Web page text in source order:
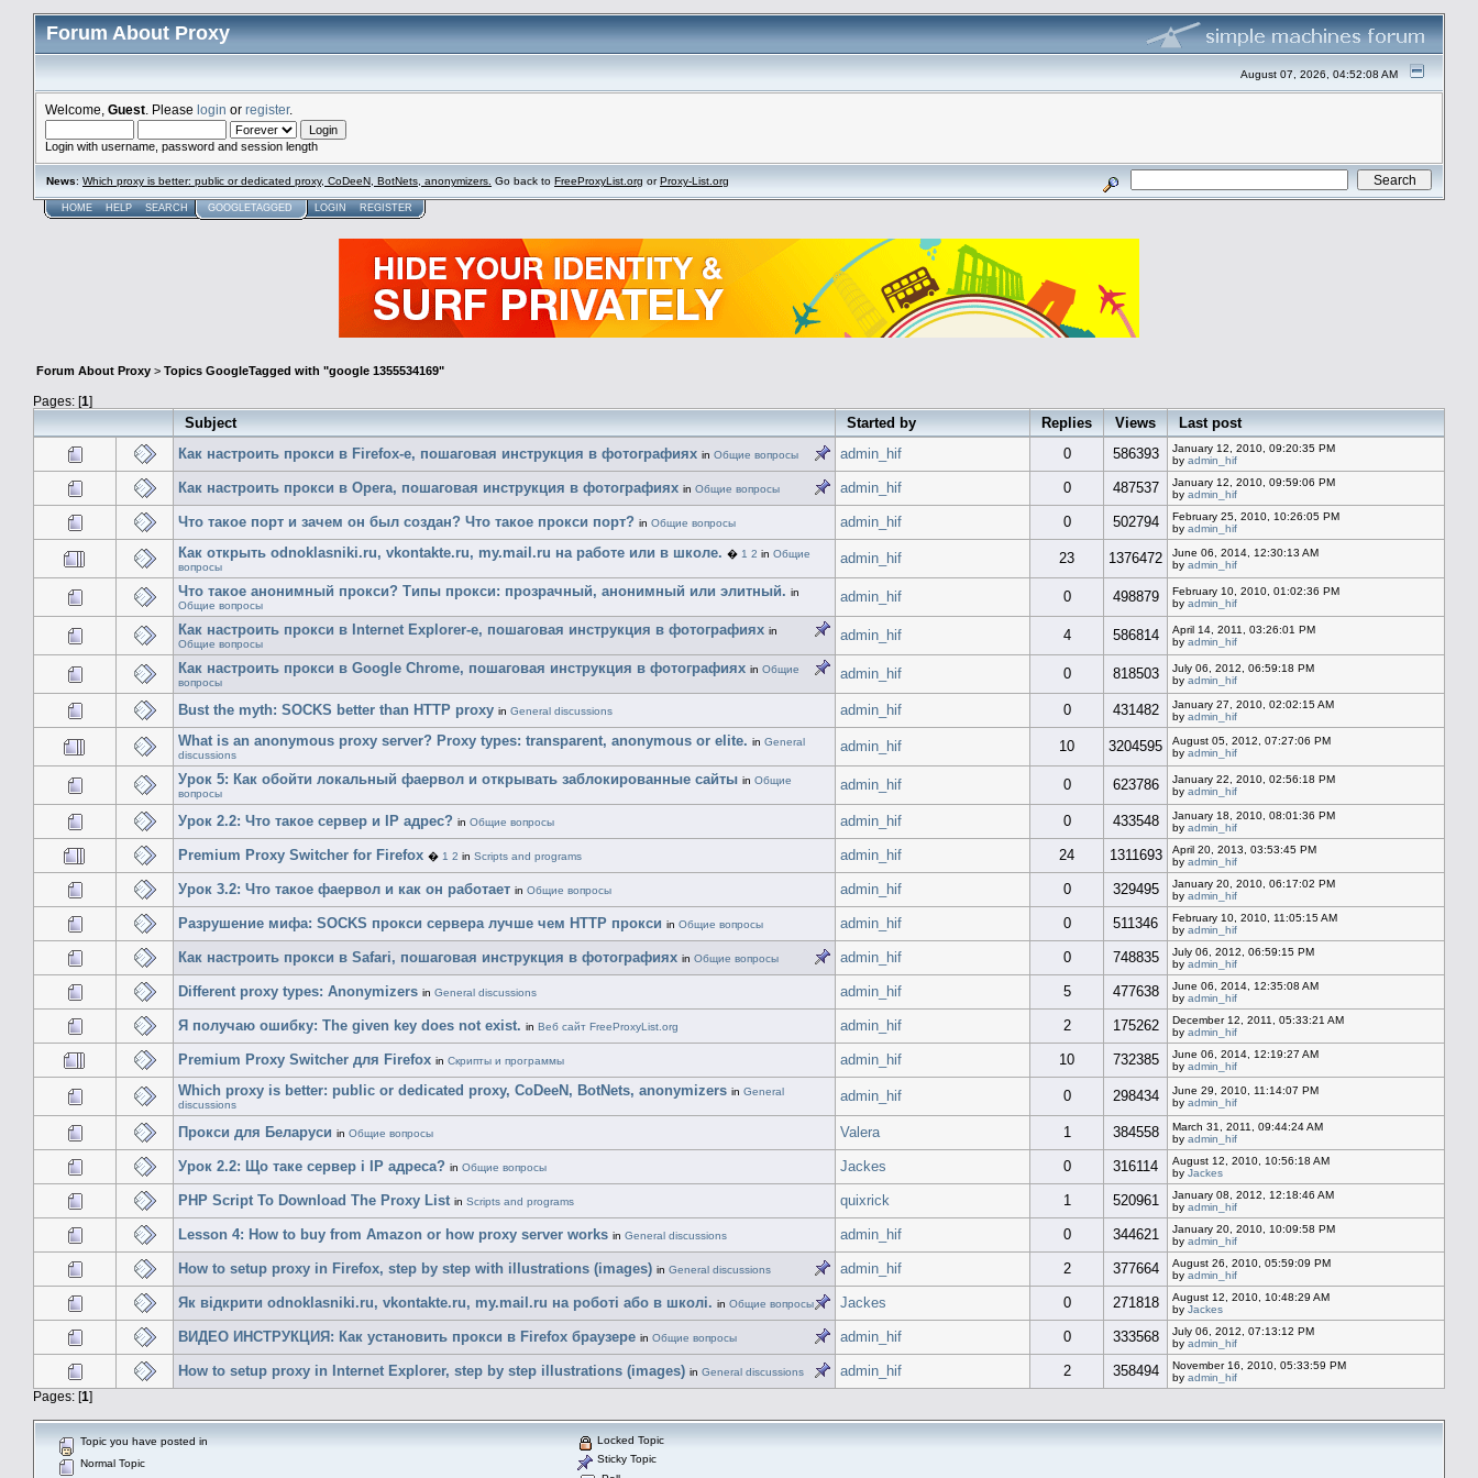
Forum About Proxy
August 07, 2026, 04:52:08 AM
Welcome, Guest . Please login or register.
Login with username, password and session length
News: Which proxy is better: public or dedicated proxy, CoDeeN, BotNets, anonymizers. Go back to FreeProxyList.org orProxy-List.org
HOME HELP SEARCH GOOGLETAGGED LOGIN REGISTER
Forum About Proxy > Topics GoogleTagged with "google 1355534169"
Pages: [1]
Subject Started by Replies Views
Last post
Как настроить прокси в Firefox-е, пошаговая инструкция в фотографиях in Общие вопросы admin_hif 0 586393
January 12, 2010, 09:20:35 PM
by admin_hif
Как настроить прокси в Opera, пошаговая инструкция в фотографиях in Общие вопросы admin_hif 0 487537
January 12, 2010, 09:59:06 PM
by admin_hif
Что такое порт и зачем он был создан? Что такое прокси порт? in Общие вопросы admin_hif 0 502794
February 25, 2010, 10:26:05 PM
by admin_hif
Как открыть odnoklasniki.ru, vkontakte.ru, my.mail.ru на работе или в школе. � 1 2 in Общие
вопросы
admin_hif 23 1376472
June 06, 2014, 12:30:13 AM
by admin_hif
Что такое анонимный прокси? Типы прокси: прозрачный, анонимный или элитный. in
Общие вопросы
admin_hif 0 498879
February 10, 2010, 01:02:36 PM
by admin_hif
Как настроить прокси в Internet Explorer-е, пошаговая инструкция в фотографиях in
Общие вопросы
admin_hif 4 586814
April 14, 2011, 03:26:01 PM
by admin_hif
Как настроить прокси в Google Chrome, пошаговая инструкция в фотографиях in Общие
вопросы
admin_hif 0 818503
July 06, 2012, 06:59:18 PM
by admin_hif
Bust the myth: SOCKS better than HTTP proxy in General discussions admin_hif 0 431482
January 27, 2010, 02:02:15 AM
by admin_hif
What is an anonymous proxy server? Proxy types: transparent, anonymous or elite. in General
discussions
admin_hif 10 3204595
August 05, 2012, 07:27:06 PM
by admin_hif
Урок 5: Как обойти локальный фаервол и открывать заблокированные сайты in Общие
вопросы
admin_hif 0 623786
January 22, 2010, 02:56:18 PM
by admin_hif
Урок 2.2: Что такое сервер и IP адрес? in Общие вопросы admin_hif 0 433548
January 18, 2010, 08:01:36 PM
by admin_hif
Premium Proxy Switcher for Firefox � 1 2 in Scripts and programs admin_hif 24 1311693
April 20, 2013, 03:53:45 PM
by admin_hif
Урок 3.2: Что такое фаервол и как он работает in Общие вопросы admin_hif 0 329495
January 20, 2010, 06:17:02 PM
by admin_hif
Разрушение мифа: SOCKS прокси сервера лучше чем HTTP прокси in Общие вопросы admin_hif 0 511346
February 10, 2010, 11:05:15 AM
by admin_hif
Как настроить прокси в Safari, пошаговая инструкция в фотографиях in Общие вопросы admin_hif 0 748835
July 06, 2012, 06:59:15 PM
by admin_hif
Different proxy types: Anonymizers in General discussions admin_hif 5 477638
June 06, 2014, 12:35:08 AM
by admin_hif
Я получаю ошибку: The given key does not exist. in Веб сайт FreeProxyList.org admin_hif 2 175262
December 12, 2011, 05:33:21 AM
by admin_hif
Premium Proxy Switcher для Firefox in Скрипты и программы admin_hif 10 732385
June 06, 2014, 12:19:27 AM
by admin_hif
Which proxy is better: public or dedicated proxy, CoDeeN, BotNets, anonymizers in General
discussions
admin_hif 0 298434
June 29, 2010, 11:14:07 PM
by admin_hif
Прокси для Беларуси in Общие вопросы Valera 1 384558
March 31, 2011, 09:44:24 AM
by admin_hif
Урок 2.2: Що таке сервер і IP адреса? in Общие вопросы Jackes 0 316114
August 12, 2010, 10:56:18 AM
by Jackes
PHP Script To Download The Proxy List in Scripts and programs quixrick 1 520961
January 08, 2012, 12:18:46 AM
by admin_hif
Lesson 4: How to buy from Amazon or how proxy server works in General discussions admin_hif 0 344621
January 20, 2010, 10:09:58 PM
by admin_hif
How to setup proxy in Firefox, step by step with illustrations (images) in General discussions admin_hif 2 377664
August 26, 2010, 05:59:09 PM
by admin_hif
Як відкрити odnoklasniki.ru, vkontakte.ru, my.mail.ru на роботі або в школі. in Общие вопросы Jackes 0 271818
August 12, 2010, 10:48:29 AM
by Jackes
ВИДЕО ИНСТРУКЦИЯ: Как установить прокси в Firefox браузере in Общие вопросы admin_hif 0 333568
July 06, 2012, 07:13:12 PM
by admin_hif
How to setup proxy in Internet Explorer, step by step illustrations (images) in General discussions admin_hif 2 358494
November 16, 2010, 05:33:59 PM
by admin_hif
Pages: [1]
Topic you have posted in
Normal Topic
Locked Topic
Sticky Topic